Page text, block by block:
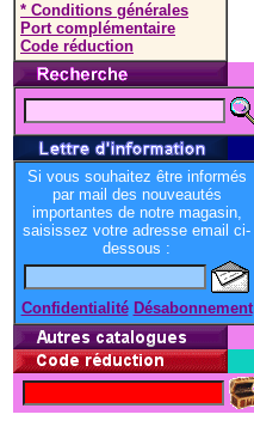
* Conditions générales
Port complémentaire
Code réduction
Si vous souhaitez être informés
par mail des nouveautés
importantes de notre magasin,
saisissez votre adresse email ci-
dessous :
Confidentialité Désabonnement